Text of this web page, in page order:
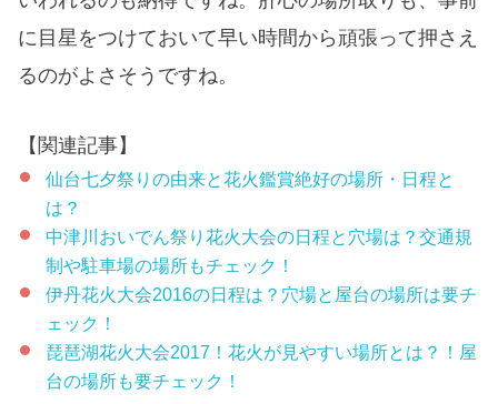
に目星をつけておいて早い時間から頑張って押さえ
るのがよさそうですね。
【関連記事】
仙台七夕祭りの由来と花火鑑賞絶好の場所・日程と
は？
中津川おいでん祭り花火大会の日程と穴場は？交通規
制や駐車場の場所もチェック！
伊丹花火大会2016の日程は？穴場と屋台の場所は要チ
ェック！
琵琶湖花火大会2017！花火が見やすい場所とは？！屋
台の場所も要チェック！